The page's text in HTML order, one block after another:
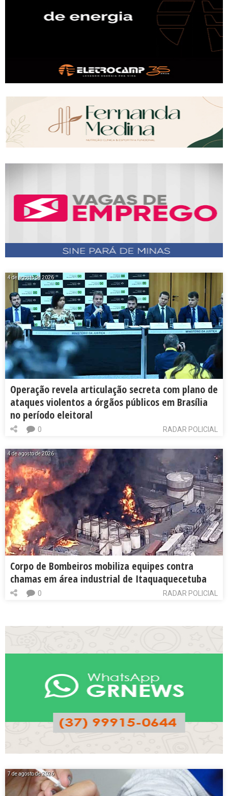
4 de agosto de 2026
Operação revela articulação secreta com plano de
ataques violentos a órgãos públicos em Brasília
no período eleitoral
RADAR POLICIAL
0
4 de agosto de 2026
Corpo de Bombeiros mobiliza equipes contra
chamas em área industrial de Itaquaquecetuba
RADAR POLICIAL
0
7 de agosto de 2026